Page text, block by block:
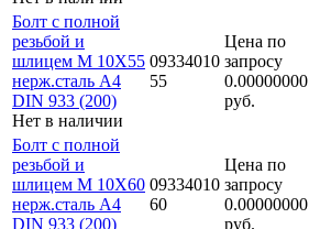
Болт с полной
резьбой и
шлицем M 10Х55
нерж.сталь A4
DIN 933 (200)
Нет в наличии
09334010
55
Цена по
запросу
0.00000000
руб.
Болт с полной
резьбой и
шлицем M 10Х60
нерж.сталь A4
DIN 933 (200)
09334010
60
Цена по
запросу
0.00000000
руб.